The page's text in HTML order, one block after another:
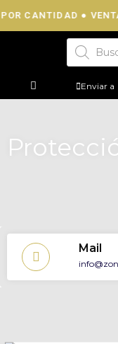
CANTIDAD ●
Enviar a
Mail